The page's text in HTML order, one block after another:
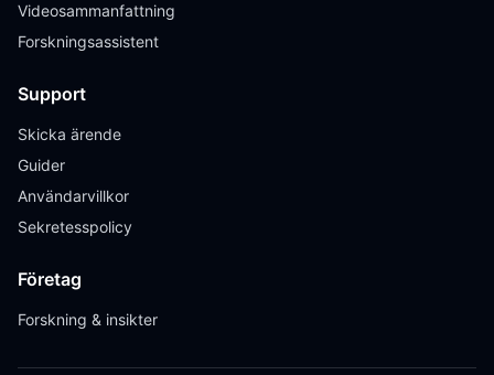
Videosammanfattning
Forskningsassistent
Support
Skicka ärende
Guider
Användarvillkor
Sekretesspolicy
Företag
Forskning & insikter